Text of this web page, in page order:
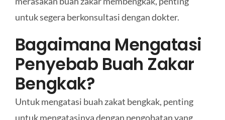
untuk segera berkonsultasi dengan dokter.
Bagaimana Mengatasi
Penyebab Buah Zakar
Bengkak?
Untuk mengatasi buah zakat bengkak, penting
untuk mengatasinya dengan pengobatan yang